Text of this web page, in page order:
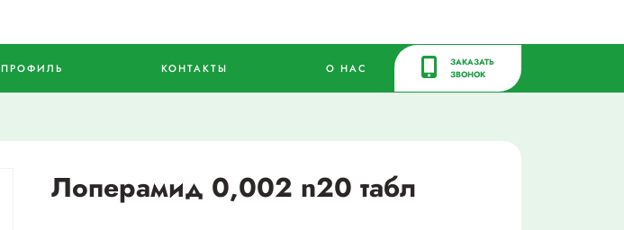
ПРОФИЛЬ КОНТАКТЫ О НАС
ЗАКАЗАТЬ
ЗВОНОК
Лоперамид 0,002 n20 табл